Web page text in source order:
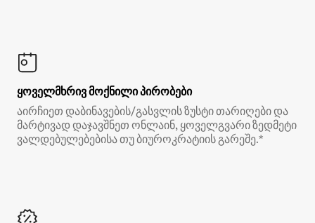
ყოველმხრივ მოქნილი პირობები
აირჩიეთ დაბინავების/გასვლის ზუსტი თარიღები და
მარტივად დაჯავშნეთ ონლაინ, ყოველგვარი ზედმეტი
ვალდებულებებისა თუ ბიუროკრატიის გარეშე.*